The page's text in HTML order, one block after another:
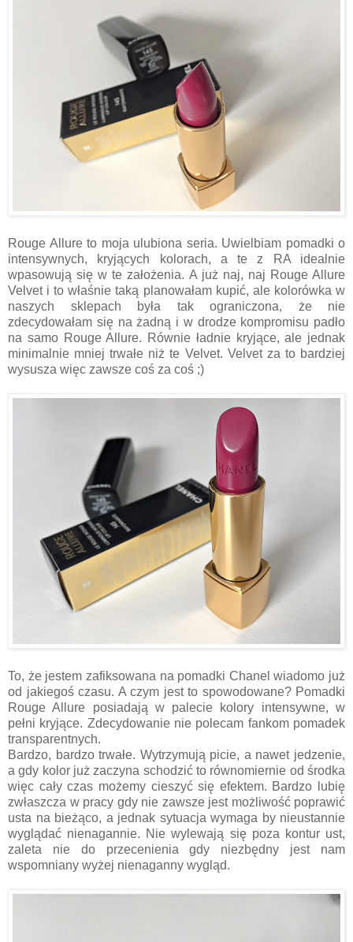
Rouge Allure to moja ulubiona seria. Uwielbiam pomadki o
intensywnych, kryjących kolorach, a te z RA idealnie
wpasowują się w te założenia. A już naj, naj Rouge Allure
Velvet i to właśnie taką planowałam kupić, ale kolorówka w
naszych sklepach była tak ograniczona, że nie
zdecydowałam się na żadną i w drodze kompromisu padło
na samo Rouge Allure. Równie ładnie kryjące, ale jednak
minimalnie mniej trwałe niż te Velvet. Velvet za to bardziej
wysusza więc zawsze coś za coś ;)
To, że jestem zafiksowana na pomadki Chanel wiadomo już
od jakiegoś czasu. A czym jest to spowodowane? Pomadki
Rouge Allure posiadają w palecie kolory intensywne, w
pełni kryjące. Zdecydowanie nie polecam fankom pomadek
transparentnych.
Bardzo, bardzo trwałe. Wytrzymują picie, a nawet jedzenie,
a gdy kolor już zaczyna schodzić to równomiernie od środka
więc cały czas możemy cieszyć się efektem. Bardzo lubię
zwłaszcza w pracy gdy nie zawsze jest możliwość poprawić
usta na bieżąco, a jednak sytuacja wymaga by nieustannie
wyglądać nienagannie. Nie wylewają się poza kontur ust,
zaleta nie do przecenienia gdy niezbędny jest nam
wspomniany wyżej nienaganny wygląd.